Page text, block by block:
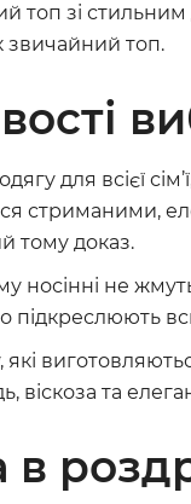
топ зі
звичайний топ.
для всієї
стриманими,
тому доказ.
носінні не
підкреслюють
віскоза та